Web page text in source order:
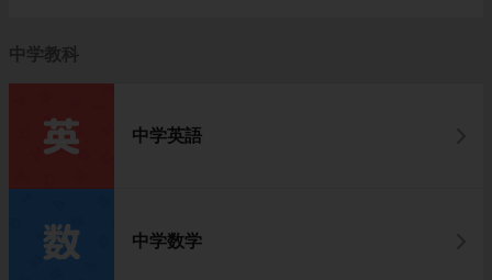
中学教科
中学英語
中学数学